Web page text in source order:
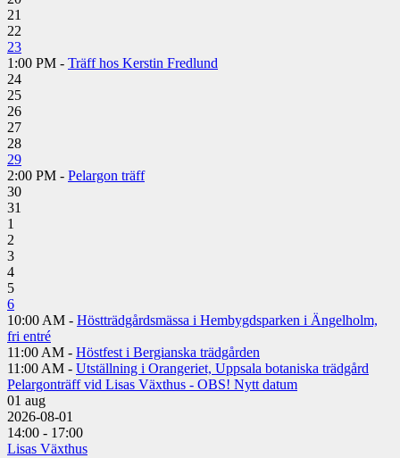
21
22
23
1:00 PM - Träff hos Kerstin Fredlund
24
25
26
27
28
29
2:00 PM - Pelargon träff
30
31
1
2
3
4
5
6
10:00 AM - Höstträdgårdsmässa i Hembygdsparken i Ängelholm,
fri entré
11:00 AM - Höstfest i Bergianska trädgården
11:00 AM - Utställning i Orangeriet, Uppsala botaniska trädgård
Pelargonträff vid Lisas Växthus - OBS! Nytt datum
01 aug
2026-08-01
14:00 - 17:00
Lisas Växthus